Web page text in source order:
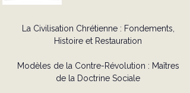
La Civilisation Chrétienne : Fondements,
Histoire et Restauration
Modèles de la Contre-Révolution : Maîtres
de la Doctrine Sociale